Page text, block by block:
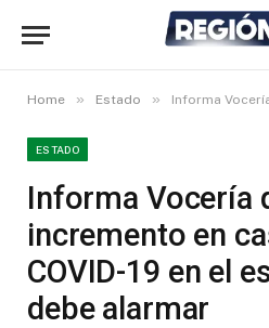
Home » Estado » Informa Vocería que
ESTADO
Informa Vocería
incremento en
COVID-19 en el
debe alarmar